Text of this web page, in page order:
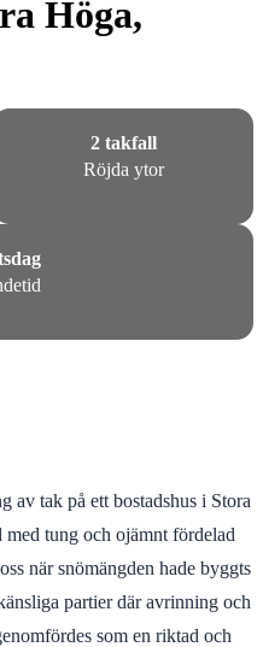
Höga,
2 takfall
Röjda ytor
av tak på ett bostadshus i Stora
tung och ojämnt fördelad
när snömängden hade byggts
partier där avrinning och
som en riktad och